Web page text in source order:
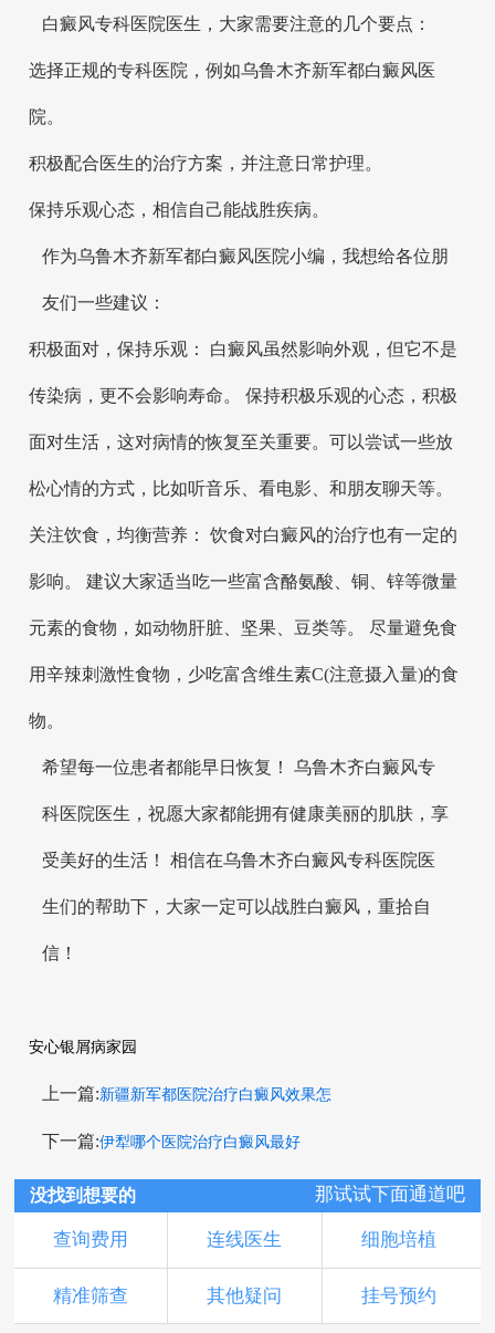
白癜风专科医院医生，大家需要注意的几个要点：
选择正规的专科医院，例如乌鲁木齐新军都白癜风医
院。
积极配合医生的治疗方案，并注意日常护理。
保持乐观心态，相信自己能战胜疾病。
作为乌鲁木齐新军都白癜风医院小编，我想给各位朋
友们一些建议：
积极面对，保持乐观： 白癜风虽然影响外观，但它不是
传染病，更不会影响寿命。 保持积极乐观的心态，积极
面对生活，这对病情的恢复至关重要。可以尝试一些放
松心情的方式，比如听音乐、看电影、和朋友聊天等。
关注饮食，均衡营养： 饮食对白癜风的治疗也有一定的
影响。 建议大家适当吃一些富含酪氨酸、铜、锌等微量
元素的食物，如动物肝脏、坚果、豆类等。 尽量避免食
用辛辣刺激性食物，少吃富含维生素C(注意摄入量)的食
物。
希望每一位患者都能早日恢复！ 乌鲁木齐白癜风专
科医院医生，祝愿大家都能拥有健康美丽的肌肤，享
受美好的生活！ 相信在乌鲁木齐白癜风专科医院医
生们的帮助下，大家一定可以战胜白癜风，重拾自
信！
安心银屑病家园
上一篇:新疆新军都医院治疗白癜风效果怎
下一篇:伊犁哪个医院治疗白癜风最好
没找到想要的 那试试下面通道吧
查询费用 连线医生 细胞培植
精准筛查 其他疑问 挂号预约